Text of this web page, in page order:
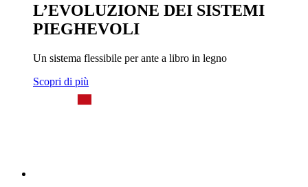
L’EVOLUZIONE DEI SISTEMI
PIEGHEVOLI
Un sistema flessibile per ante a libro in legno
Scopri di più